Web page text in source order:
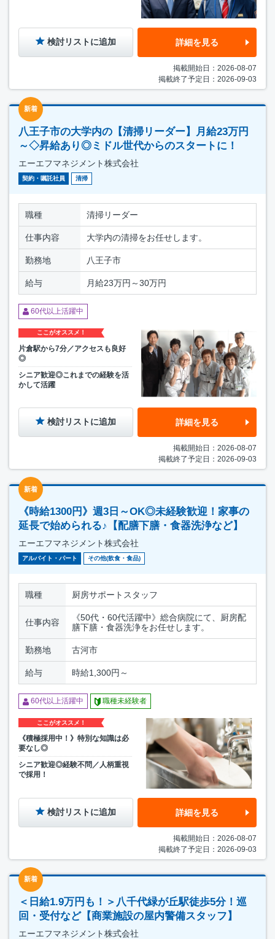
検討リストに追加 詳細を見る
掲載開始日：2026-08-07
掲載終了予定日：2026-09-03
新着
八王子市の大学内の【清掃リーダー】月給23万円
～◇昇給あり◎ミドル世代からのスタートに！
エーエフマネジメント株式会社
契約・嘱託社員 清掃
職種 清掃リーダー
仕事内容 大学内の清掃をお任せします。
勤務地 八王子市
給与 月給23万円～30万円
60代以上活躍中
ここがオススメ！
片倉駅から7分／アクセスも良好
◎
シニア歓迎◎これまでの経験を活
かして活躍
検討リストに追加 詳細を見る
掲載開始日：2026-08-07
掲載終了予定日：2026-09-03
新着
《時給1300円》週3日～OK◎未経験歓迎！家事の
延長で始められる♪【配膳下膳・食器洗浄など】
エーエフマネジメント株式会社
アルバイト・パート その他(飲食・食品)
職種 厨房サポートスタッフ
仕事内容
《50代・60代活躍中》総合病院にて、厨房配
膳下膳・食器洗浄をお任せします。
勤務地 古河市
給与 時給1,300円～
60代以上活躍中 職種未経験者
ここがオススメ！
《積極採用中！》特別な知識は必
要なし◎
シニア歓迎◎経験不問／人柄重視
で採用！
検討リストに追加 詳細を見る
掲載開始日：2026-08-07
掲載終了予定日：2026-09-03
新着
＜日給1.9万円も！＞八千代緑が丘駅徒歩5分！巡
回・受付など【商業施設の屋内警備スタッフ】
エーエフマネジメント株式会社